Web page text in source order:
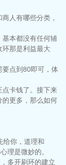
人有哪些分类，
本都没有任何辅
那是利益最大
点到80即可，体
卡钱了。接下来
的更多，那么如何
你，道理和
理是微妙的。
多开刷环的建立